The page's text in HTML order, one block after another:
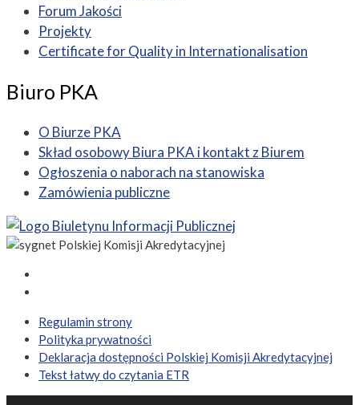
Forum Jakości
Projekty
Certificate for Quality in Internationalisation
Biuro PKA
O Biurze PKA
Skład osobowy Biura PKA i kontakt z Biurem
Ogłoszenia o naborach na stanowiska
Zamówienia publiczne
Regulamin strony
Polityka prywatności
Deklaracja dostępności Polskiej Komisji Akredytacyjnej
Tekst łatwy do czytania ETR